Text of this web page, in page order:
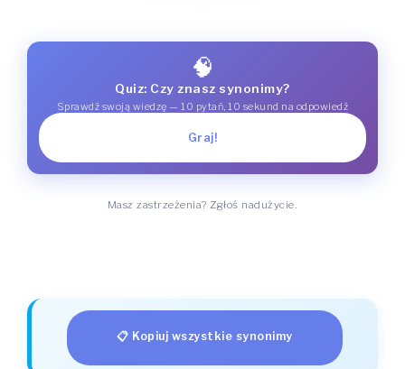
🧠
Quiz: Czy znasz synonimy?
Sprawdź swoją wiedzę — 10 pytań, 10 sekund na odpowiedź
Graj!
Masz zastrzeżenia? Zgłoś nadużycie.
📋 Kopiuj wszystkie synonimy